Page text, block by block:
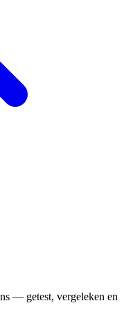
— getest, vergeleken en